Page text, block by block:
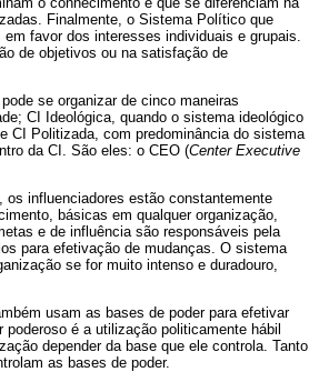
Finalmente, o Sistema Político que
favor dos interesses individuais e grupais.
de objetivos ou na satisfação de
se organizar de cinco maneiras
CI Ideológica, quando o sistema ideológico
CI Politizada, com predominância do sistema
da CI. São eles: o CEO (Center Executive
influenciadores estão constantemente
básicas em qualquer organização,
e de influência são responsáveis pela
para efetivação de mudanças. O sistema
se for muito intenso e duradouro,
usam as bases de poder para efetivar
é a utilização politicamente hábil
depender da base que ele controla. Tanto
as bases de poder.